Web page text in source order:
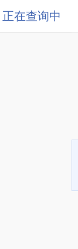
正在查询中